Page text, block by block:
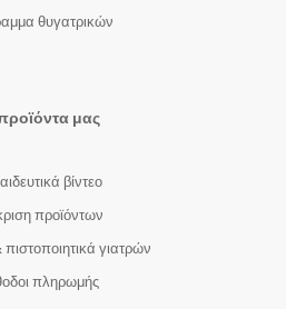
θυγατρικών
μας
βίντεο
προϊόντων
γιατρών
πληρωμής